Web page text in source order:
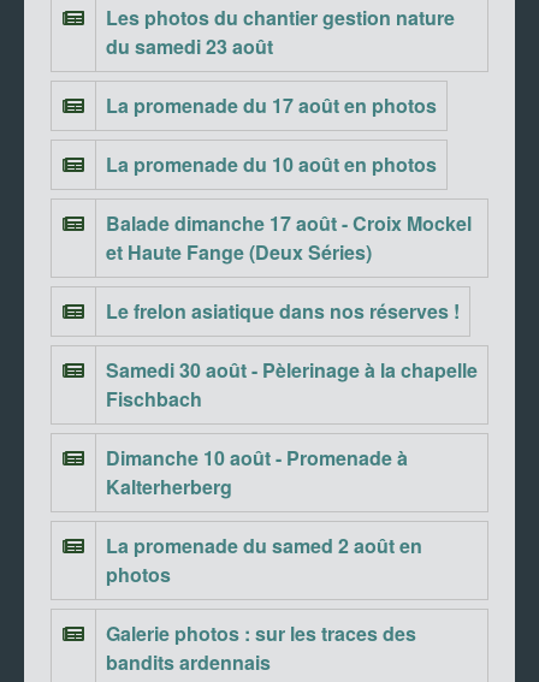
Les photos du chantier gestion nature
du samedi 23 août
La promenade du 17 août en photos
La promenade du 10 août en photos
Balade dimanche 17 août - Croix Mockel
et Haute Fange (Deux Séries)
Le frelon asiatique dans nos réserves !
Samedi 30 août - Pèlerinage à la chapelle
Fischbach
Dimanche 10 août - Promenade à
Kalterherberg
La promenade du samed 2 août en
photos
Galerie photos : sur les traces des
bandits ardennais